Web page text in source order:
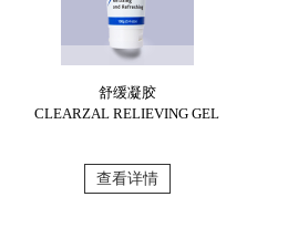
舒缓凝胶
CLEARZAL RELIEVING GEL
查看详情